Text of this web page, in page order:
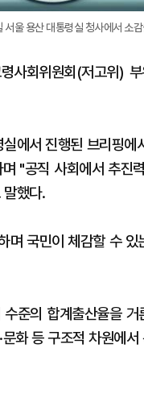
울 용산 대통령실 청사에서 소
사회위원회(저고위)
에서 진행된 브리핑
"공직 사회에서 추진
했다.
며 국민이 체감할 수
준의 합계출산율을
화 등 구조적 차원에